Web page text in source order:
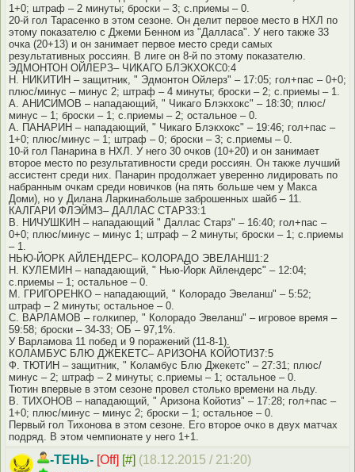
1+0; штраф – 2 минуты; броски – 3; с.приемы – 0.
20-й гол Тарасенко в этом сезоне. Он делит первое место в НХЛ по
этому показателю с Джеми Бенном из "Далласа". У него также 33
очка (20+13) и он занимает первое место среди самых
результативных россиян. В лиге он 8-й по этому показателю.
ЭДМОНТОН ОЙЛЕРЗ– ЧИКАГО БЛЭКХОКС0:4
Н. НИКИТИН – защитник, " Эдмонтон Ойлерз" – 17:05; гол+пас – 0+0;
плюс/минус – минус 2; штраф – 4 минуты; броски – 2; с.приемы – 1.
А. АНИСИМОВ – нападающий, " Чикаго Блэкхокс" – 18:30; плюс/
минус – 1; броски – 1; с.приемы – 2; остальное – 0.
А. ПАНАРИН – нападающий, " Чикаго Блэкхокс" – 19:46; гол+пас –
1+0; плюс/минус – 1; штраф – 0; броски – 3; с.приемы – 0.
10-й гол Панарина в НХЛ. У него 30 очков (10+20) и он занимает
второе место по результативности среди россиян. Он также лучший
ассистент среди них. Панарин продолжает уверенно лидировать по
набранным очкам среди новичков (на пять больше чем у Макса
Доми), но у Дилана Ларкинабольше заброшенных шайб – 11.
КАЛГАРИ ФЛЭЙМЗ– ДАЛЛАС СТАРЗ3:1
В. НИЧУШКИН – нападающий " Даллас Старз" – 16:40; гол+пас –
0+0; плюс/минус – минус 1; штраф – 2 минуты; броски – 1; с.приемы
– 1.
НЬЮ-ЙОРК АЙЛЕНДЕРС– КОЛОРАДО ЭВЕЛАНШ1:2
Н. КУЛЕМИН – нападающий, " Нью-Йорк Айлендерс" – 12:04;
с.приемы – 1; остальное – 0.
М. ГРИГОРЕНКО – нападающий, " Колорадо Эвеланш" – 5:52;
штраф – 2 минуты; остальное – 0.
С. ВАРЛАМОВ – голкипер, " Колорадо Эвеланш" – игровое время –
59:58; броски – 34-33; ОБ – 97,1%.
У Варламова 11 побед и 9 поражений (11-8-1).
КОЛАМБУС БЛЮ ДЖЕКЕТС– АРИЗОНА КОЙОТИЗ7:5
Ф. ТЮТИН – защитник, " Коламбус Блю Джекетс" – 27:31; плюс/
минус – 2; штраф – 2 минуты; с.приемы – 1; остальное – 0.
Тютин впервые в этом сезоне провел столько времени на льду.
В. ТИХОНОВ – нападающий, " Аризона Койотиз" – 17:28; гол+пас –
1+0; плюс/минус – минус 2; броски – 1; остальное – 0.
Первый гол Тихонова в этом сезоне. Его второе очко в двух матчах
подряд. В этом чемпионате у него 1+1.
-ТЕНЬ- [Off] [#] (18.12.2015 / 21:20)